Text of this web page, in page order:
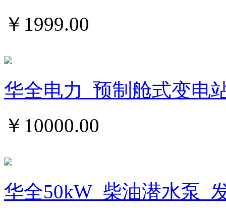
￥ 1999.00
华全电力_预制舱式变电
￥ 10000.00
华全50kW_柴油潜水泵_